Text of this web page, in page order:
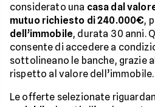
considerato una casa dal
mutuo richiesto di 240.000€,
dell’immobile, durata 30 anni.
consente di accedere a
sottolineano le banche, grazie
rispetto al valore dell’immobile.
Le offerte selezionate